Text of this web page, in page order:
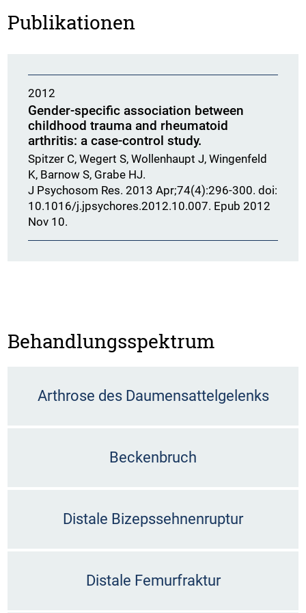
Publikationen
2012
Gender-specific association between
childhood trauma and rheumatoid
arthritis: a case-control study.
Spitzer C, Wegert S, Wollenhaupt J, Wingenfeld
K, Barnow S, Grabe HJ.
J Psychosom Res. 2013 Apr;74(4):296-300. doi:
10.1016/j.jpsychores.2012.10.007. Epub 2012
Nov 10.
Behandlungsspektrum
Arthrose des Daumensattelgelenks
Beckenbruch
Distale Bizepssehnenruptur
Distale Femurfraktur